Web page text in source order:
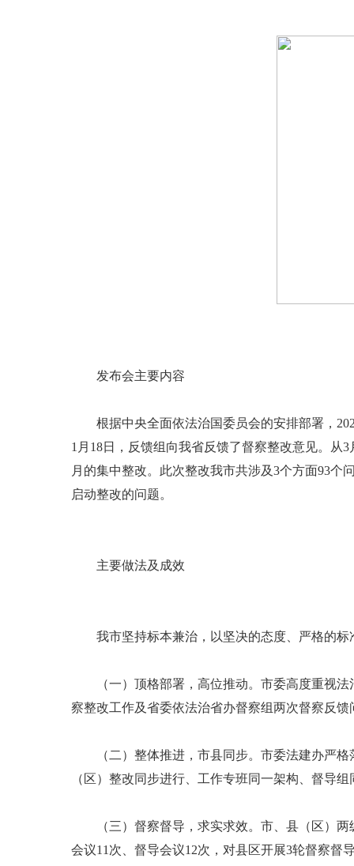
发布会主要内容
根据中央全面依法治国委员会的安排部署，
1月18日，反馈组向我省反馈了督察整改意见。从
月的集中整改。此次整改我市共涉及3个方面93个
启动整改的问题。
主要做法及成效
我市坚持标本兼治，以坚决的态度、严格的标
（一）顶格部署，高位推动。市委高度重视法
察整改工作及省委依法治省办督察组两次督察反
（二）整体推进，市县同步。市委法建办严格
（区）整改同步进行、工作专班同一架构、督导
（三）督察督导，求实求效。市、县（区）两
会议11次、督导会议12次，对县区开展3轮督察督